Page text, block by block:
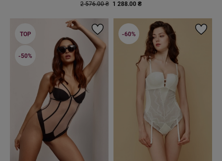
2 576.00 ₴ 1 288.00 ₴
TOP
-50%
-60%